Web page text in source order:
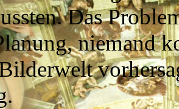
Das
niemand